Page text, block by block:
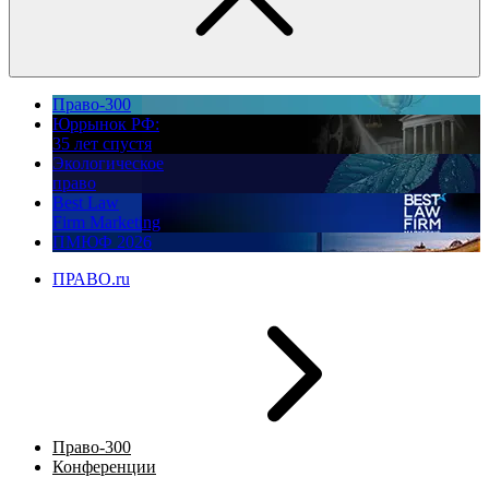
Право-300
Юррынок РФ:
35 лет спустя
Экологическое
право
Best Law
Firm Marketing
ПМЮФ 2026
ПРАВО.ru
Право-300
Конференции